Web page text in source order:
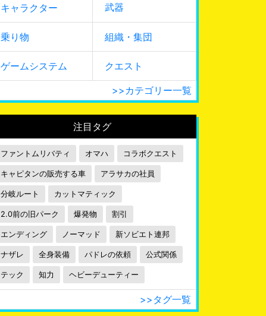
キャラクター 武器
乗り物 組織・集団
ゲームシステム クエスト
>>カテゴリー一覧
注目タグ
ファントムリバティ オマハ コラボクエスト
キャピタンの販売する車 アラサカの社員
分岐ルート カットマティック
2.0前の旧パーク 爆発物 割引
エンディング ノーマッド 新ソビエト連邦
ナザレ 全身装備 パドレの依頼 公式関係
テック 知力 ヘビーデューティー
>>タグ一覧